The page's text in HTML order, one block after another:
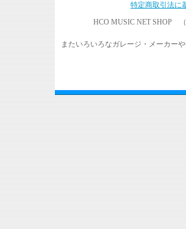
特定商取引法に
HCO MUSIC NET SHOP
またいろいろなガレージ・メーカー